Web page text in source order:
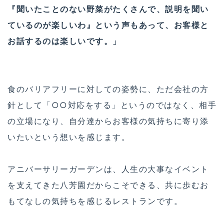
『聞いたことのない野菜がたくさんで、説明を聞い
ているのが楽しいわ』という声もあって、お客様と
お話するのは楽しいです。」
食のバリアフリーに対しての姿勢に、ただ会社の方
針として「○○対応をする」というのではなく、相手
の立場になり、自分達からお客様の気持ちに寄り添
いたいという想いを感じます。
アニバーサリーガーデンは、人生の大事なイベント
を支えてきた八芳園だからこそできる、共に歩むお
もてなしの気持ちを感じるレストランです。